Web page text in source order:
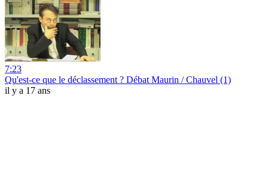
7:23
Qu'est-ce que le déclassement ? Débat Maurin / Chauvel (1)
il y a 17 ans